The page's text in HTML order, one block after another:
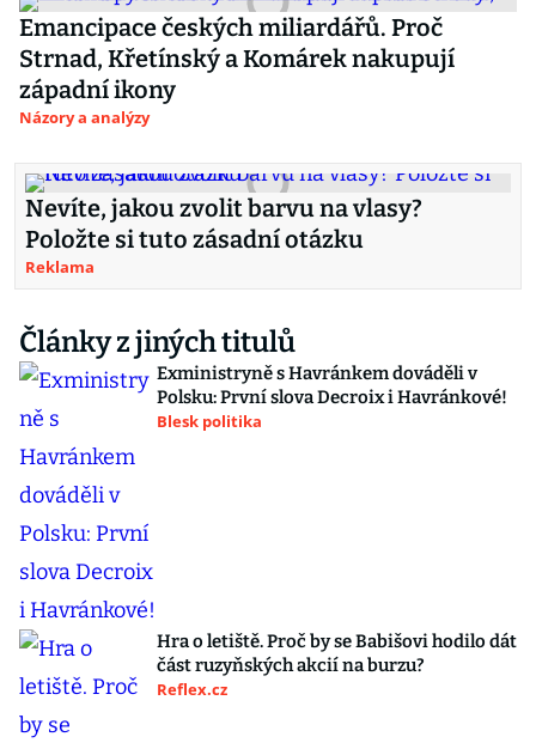
Emancipace českých miliardářů. Proč
Strnad, Křetínský a Komárek nakupují
západní ikony
Názory a analýzy
Nevíte, jakou zvolit barvu na vlasy?
Položte si tuto zásadní otázku
Reklama
Články z jiných titulů
Exministryně s Havránkem dováděli v
Polsku: První slova Decroix i Havránkové!
Blesk politika
Hra o letiště. Proč by se Babišovi hodilo dát
část ruzyňských akcií na burzu?
Reflex.cz